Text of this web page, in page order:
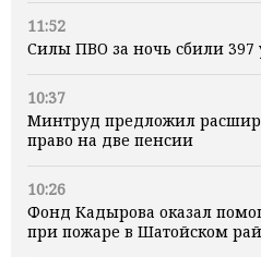
11:52
Силы ПВО за ночь сбили
10:37
Минтруд предложил
право на две пенсии
10:26
Фонд Кадырова оказал
при пожаре в Шатойском